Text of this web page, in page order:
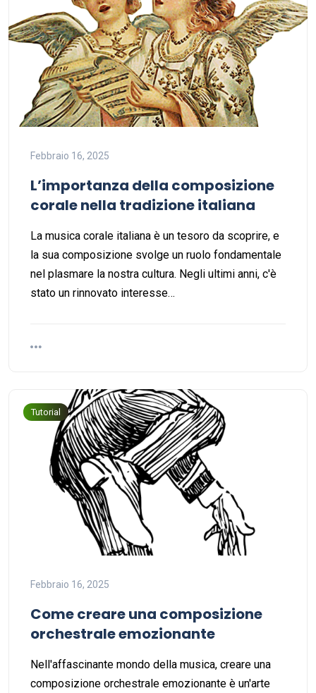
Febbraio 16, 2025
L’importanza della composizione
corale nella tradizione italiana
La musica corale italiana è un tesoro da scoprire, e
la sua composizione svolge un ruolo fondamentale
nel plasmare la nostra cultura. Negli ultimi anni, c'è
stato un rinnovato interesse…
Tutorial
Febbraio 16, 2025
Come creare una composizione
orchestrale emozionante
Nell'affascinante mondo della musica, creare una
composizione orchestrale emozionante è un'arte